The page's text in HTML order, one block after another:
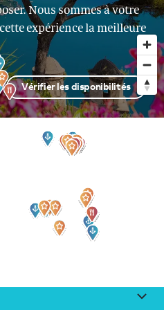
Nous sommes à votre
expérience la meilleure
Vérifier les disponibilités
notre newsletter